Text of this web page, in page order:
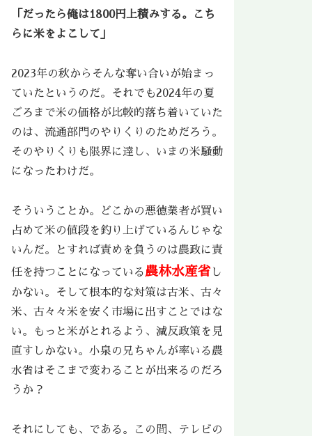
「だったら俺は1800円上積みする。こち
らに米をよこして」
2023年の秋からそんな奪い合いが始まっ
ていたというのだ。それでも2024年の夏
ごろまで米の価格が比較的落ち着いていた
のは、流通部門のやりくりのためだろう。
そのやりくりも限界に達し、いまの米騒動
になったわけだ。
そういうことか。どこかの悪徳業者が買い
占めて米の値段を釣り上げているんじゃな
いんだ。とすれば責めを負うのは農政に責
任を持つことになっている農林水産省 し
かない。そして根本的な対策は古米、古々
米、古々々米を安く市場に出すことではな
い。もっと米がとれるよう、減反政策を見
直すしかない。小泉の兄ちゃんが率いる農
水省はそこまで変わることが出来るのだろ
うか？
それにしても、である。この間、テレビの